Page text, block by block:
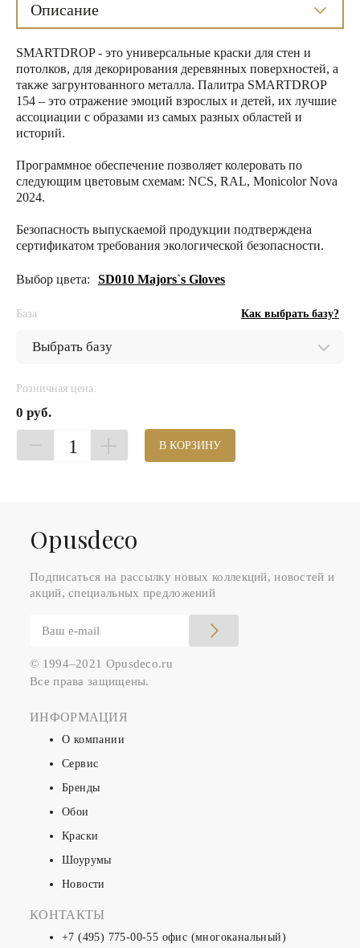
Описание
SMARTDROP - это универсальные краски для стен и
потолков, для декорирования деревянных поверхностей, а
также загрунтованного металла. Палитра SMARTDROP
154 – это отражение эмоций взрослых и детей, их лучшие
ассоциации с образами из самых разных областей и
историй.
Программное обеспечение позволяет колеровать по
следующим цветовым схемам: NCS, RAL, Monicolor Nova
2024.
Безопасность выпускаемой продукции подтверждена
сертификатом требования экологической безопасности.
Выбор цвета: SD010 Majors`s Gloves
База Как выбрать базу?
Розничная цена:
0 руб.
1 В КОРЗИНУ
Оpusdeco
Подписаться на рассылку новых коллекций, новостей и
акций, специальных предложений
© 1994–2021 Opusdeco.ru
Все права защищены.
ИНФОРМАЦИЯ
О компании
Сервис
Бренды
Обои
Краски
Шоурумы
Новости
КОНТАКТЫ
+7 (495) 775-00-55 офис (многоканальный)